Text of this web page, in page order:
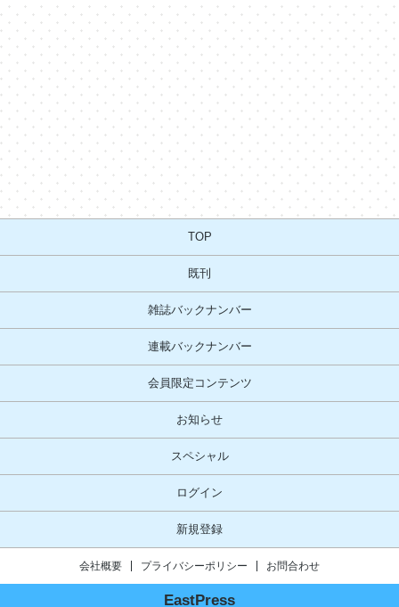
TOP
既刊
雑誌バックナンバー
連載バックナンバー
会員限定コンテンツ
お知らせ
スペシャル
ログイン
新規登録
会社概要 プライバシーポリシー お問合わせ
EastPress